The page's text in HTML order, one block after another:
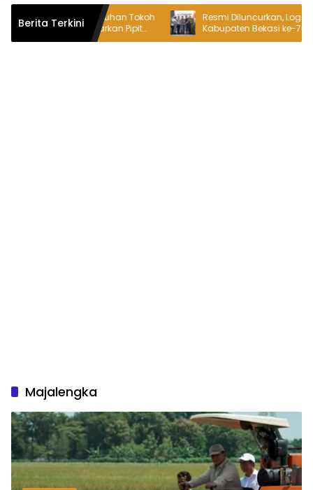
Berita Terkini
Bersama Puluhan Tokoh
Serta Daftarkan Pipit
Calon Kepala Desa
Resmi Diluncurkan, Logo Hari Jadi
Kabupaten Bekasi ke-76 Jadi
Semangat Warga Sambut Hari
Majalengka